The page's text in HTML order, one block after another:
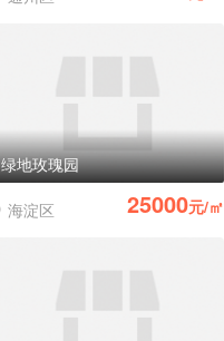
绿地玫瑰园
海淀区 25000元/㎡